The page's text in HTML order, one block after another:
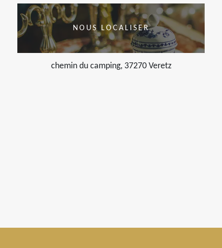
NOUS LOCALISER
chemin du camping, 37270 Veretz